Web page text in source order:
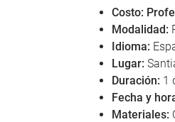
Costo:
Modalidad:
Idioma:
Lugar:
Duración: 1
Fecha y
Materiales: